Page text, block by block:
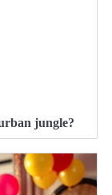
jungle?